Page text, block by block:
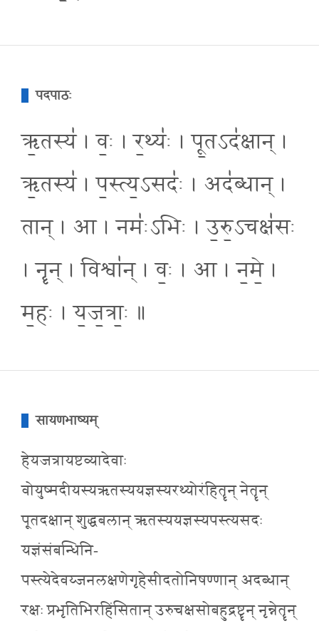
पदपाठः
ऋ॒तस्य॑ । वः॒ । र॒थ्यः॑ । पू॒तऽद॑क्षान् ।
ऋ॒तस्य॑ । प॒स्त्य॒ऽसदः॑ । अद॑ब्धान् ।
तान् । आ । नमः॑ऽभिः । उ॒रु॒ऽचक्ष॑सः
। नॄन् । विश्वा॑न् । वः॒ । आ । न॒मे॒ ।
म॒हः । य॒ज॒त्राः॒ ॥
सायणभाष्यम्
हेयजत्रायष्टव्यादेवाः
वोयुष्मदीयस्यऋतस्ययज्ञस्यरथ्योरंहितॄन् नेतॄन्
पूतदक्षान् शुद्धबलान् ऋतस्ययज्ञस्यपस्त्यसदः
यज्ञंसंबन्धिनि-
पस्त्येदेवय्जनलक्षणेगृहेसीदतोनिषण्णान् अदब्धान्
रक्षः प्रभृतिभिरहिंसितान् उरुचक्षसोबहुद्रष्टॄन् नृन्नेतॄन्